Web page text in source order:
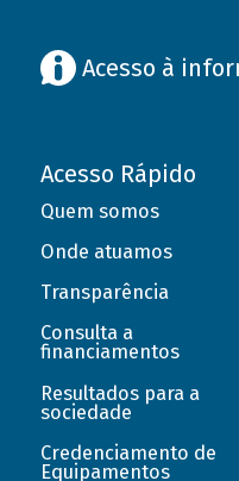
Acesso à
Acesso Rápido
Quem somos
Onde atuamos
Transparência
Consulta a
financiamentos
Resultados para a
sociedade
Credenciamento de
Equipamentos